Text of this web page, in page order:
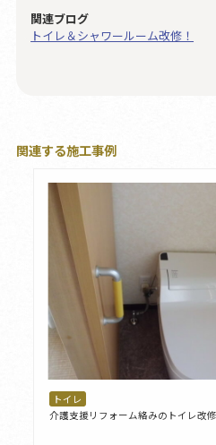
関連ブログ
トイレ＆シャワールーム改修！
関連する施工事例
トイレ
介護支援リフォーム絡みのトイレ改修